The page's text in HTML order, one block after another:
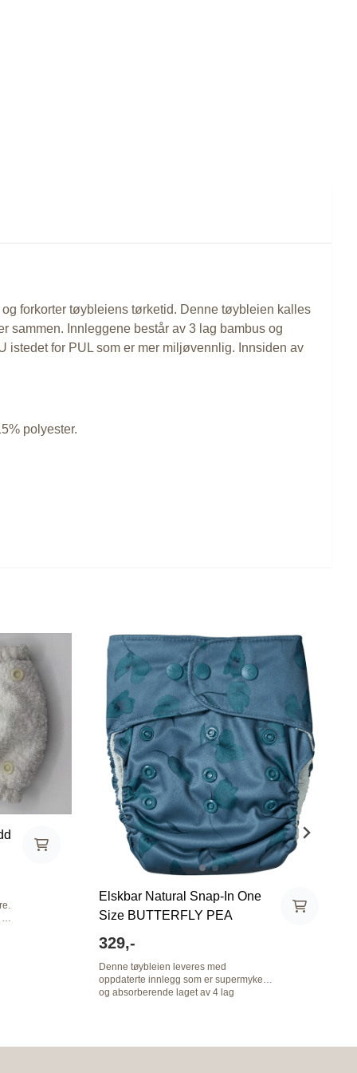
forkorter tøybleiens tørketid. Denne tøybleien kalles
sammen. Innleggene består av 3 lag bambus og
istedet for PUL som er mer miljøvennlig. Innsiden av
polyester.
Elskbar Natural Snap-In One
Size BUTTERFLY PEA
329,-
Denne tøybleien leveres med
oppdaterte innlegg som er supermyke
og absorberende laget av 4 lag